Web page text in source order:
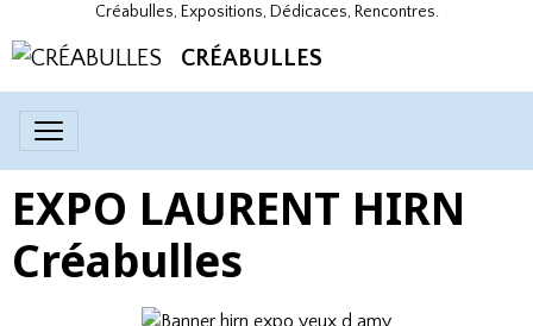
Créabulles, Expositions, Dédicaces, Rencontres.
CRÉABULLES
EXPO LAURENT HIRN
Créabulles